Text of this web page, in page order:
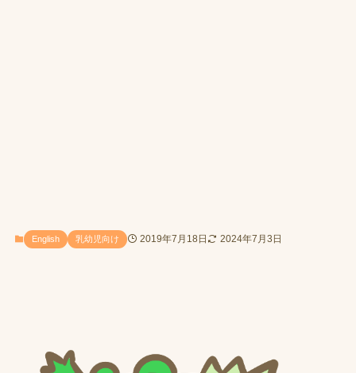
English 乳幼児向け 2019年7月18日 2024年7月3日